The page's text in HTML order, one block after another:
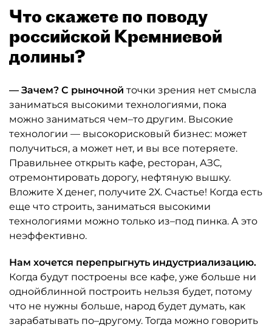
Что скажете по поводу
российской Кремниевой
долины?
— Зачем? С рыночной точки зрения нет смысла
заниматься высокими технологиями, пока
можно заниматься чем–то другим. Высокие
технологии — высокорисковый бизнес: может
получиться, а может нет, и вы все потеряете.
Правильнее открыть кафе, ресторан, АЗС,
отремонтировать дорогу, нефтяную вышку.
Вложите Х денег, получите 2Х. Счастье! Когда есть
еще что строить, заниматься высокими
технологиями можно только из–под пинка. А это
неэффективно.
Нам хочется перепрыгнуть индустриализацию.
Когда будут построены все кафе, уже больше ни
однойблинной построить нельзя будет, потому
что не нужны больше, народ будет думать, как
зарабатывать по–другому. Тогда можно говорить